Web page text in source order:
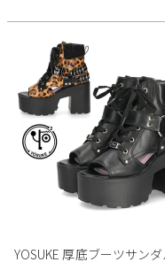
YOSUKE 厚底ブーツサンダ